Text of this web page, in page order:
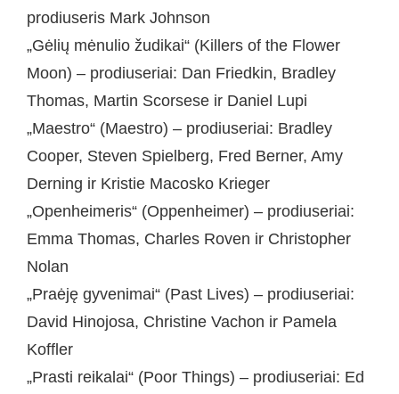
prodiuseris Mark Johnson
„Gėlių mėnulio žudikai“ (Killers of the Flower
Moon) – prodiuseriai: Dan Friedkin, Bradley
Thomas, Martin Scorsese ir Daniel Lupi
„Maestro“ (Maestro) – prodiuseriai: Bradley
Cooper, Steven Spielberg, Fred Berner, Amy
Derning ir Kristie Macosko Krieger
„Openheimeris“ (Oppenheimer) – prodiuseriai:
Emma Thomas, Charles Roven ir Christopher
Nolan
„Praėję gyvenimai“ (Past Lives) – prodiuseriai:
David Hinojosa, Christine Vachon ir Pamela
Koffler
„Prasti reikalai“ (Poor Things) – prodiuseriai: Ed